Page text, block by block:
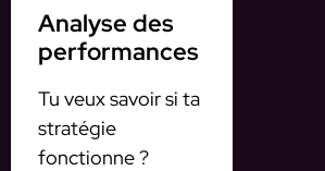
Analyse des
performances
Tu veux savoir si ta
stratégie
fonctionne ?